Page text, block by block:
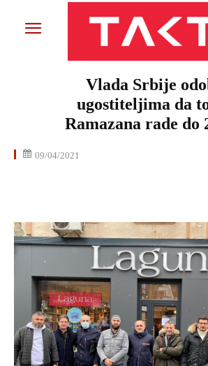
Vlada Srbije
ugostiteljima da
Ramazana rade do
09/04/2021